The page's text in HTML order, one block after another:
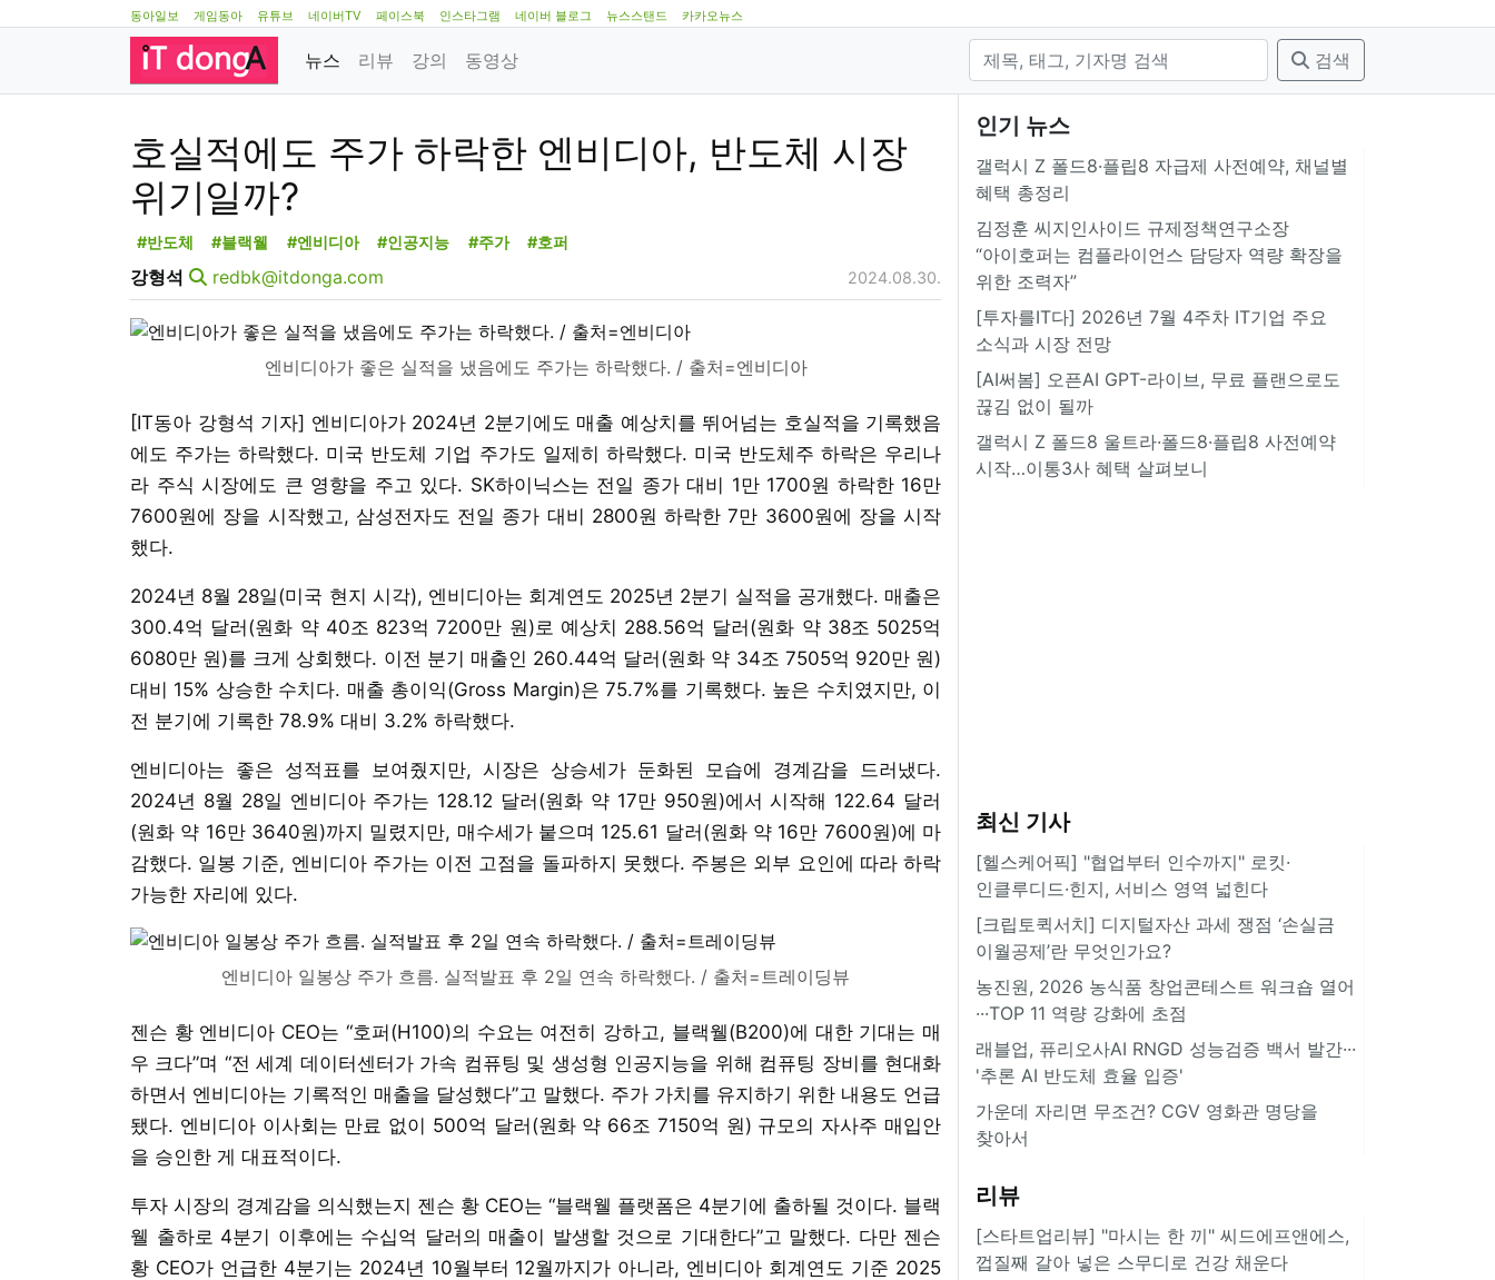
동아일보 게임동아 유튜브 네이버TV 페이스북 인스타그램 네이버 블로그 뉴스스탠드 카카오뉴스
뉴스 리뷰 강의 동영상 검색
호실적에도 주가 하락한 엔비디아, 반도체 시장
위기일까?
#반도체 #블랙웰 #엔비디아 #인공지능 #주가 #호퍼
강형석 redbk@itdonga.com 2024.08.30.
엔비디아가 좋은 실적을 냈음에도 주가는 하락했다. / 출처=엔비디아
[IT동아 강형석 기자] 엔비디아가 2024년 2분기에도 매출 예상치를 뛰어넘는 호실적을 기록했음
에도 주가는 하락했다. 미국 반도체 기업 주가도 일제히 하락했다. 미국 반도체주 하락은 우리나
라 주식 시장에도 큰 영향을 주고 있다. SK하이닉스는 전일 종가 대비 1만 1700원 하락한 16만
7600원에 장을 시작했고, 삼성전자도 전일 종가 대비 2800원 하락한 7만 3600원에 장을 시작
했다.
2024년 8월 28일(미국 현지 시각), 엔비디아는 회계연도 2025년 2분기 실적을 공개했다. 매출은
300.4억 달러(원화 약 40조 823억 7200만 원)로 예상치 288.56억 달러(원화 약 38조 5025억
6080만 원)를 크게 상회했다. 이전 분기 매출인 260.44억 달러(원화 약 34조 7505억 920만 원)
대비 15% 상승한 수치다. 매출 총이익(Gross Margin)은 75.7%를 기록했다. 높은 수치였지만, 이
전 분기에 기록한 78.9% 대비 3.2% 하락했다.
엔비디아는 좋은 성적표를 보여줬지만, 시장은 상승세가 둔화된 모습에 경계감을 드러냈다.
2024년 8월 28일 엔비디아 주가는 128.12 달러(원화 약 17만 950원)에서 시작해 122.64 달러
(원화 약 16만 3640원)까지 밀렸지만, 매수세가 붙으며 125.61 달러(원화 약 16만 7600원)에 마
감했다. 일봉 기준, 엔비디아 주가는 이전 고점을 돌파하지 못했다. 주봉은 외부 요인에 따라 하락
가능한 자리에 있다.
엔비디아 일봉상 주가 흐름. 실적발표 후 2일 연속 하락했다. / 출처=트레이딩뷰
젠슨 황 엔비디아 CEO는 “호퍼(H100)의 수요는 여전히 강하고, 블랙웰(B200)에 대한 기대는 매
우 크다”며 “전 세계 데이터센터가 가속 컴퓨팅 및 생성형 인공지능을 위해 컴퓨팅 장비를 현대화
하면서 엔비디아는 기록적인 매출을 달성했다”고 말했다. 주가 가치를 유지하기 위한 내용도 언급
됐다. 엔비디아 이사회는 만료 없이 500억 달러(원화 약 66조 7150억 원) 규모의 자사주 매입안
을 승인한 게 대표적이다.
투자 시장의 경계감을 의식했는지 젠슨 황 CEO는 “블랙웰 플랫폼은 4분기에 출하될 것이다. 블랙
웰 출하로 4분기 이후에는 수십억 달러의 매출이 발생할 것으로 기대한다”고 말했다. 다만 젠슨
황 CEO가 언급한 4분기는 2024년 10월부터 12월까지가 아니라, 엔비디아 회계연도 기준 2025
인기 뉴스
갤럭시 Z 폴드8·플립8 자급제 사전예약, 채널별
혜택 총정리
김정훈 씨지인사이드 규제정책연구소장
“아이호퍼는 컴플라이언스 담당자 역량 확장을
위한 조력자”
[투자를IT다] 2026년 7월 4주차 IT기업 주요
소식과 시장 전망
[AI써봄] 오픈AI GPT-라이브, 무료 플랜으로도
끊김 없이 될까
갤럭시 Z 폴드8 울트라·폴드8·플립8 사전예약
시작…이통3사 혜택 살펴보니
최신 기사
[헬스케어픽] "협업부터 인수까지" 로킷·
인클루디드·힌지, 서비스 영역 넓힌다
[크립토퀵서치] 디지털자산 과세 쟁점 ‘손실금
이월공제’란 무엇인가요?
농진원, 2026 농식품 창업콘테스트 워크숍 열어
···TOP 11 역량 강화에 초점
래블업, 퓨리오사AI RNGD 성능검증 백서 발간···
'추론 AI 반도체 효율 입증'
가운데 자리면 무조건? CGV 영화관 명당을
찾아서
리뷰
[스타트업리뷰] "마시는 한 끼" 씨드에프앤에스,
껍질째 갈아 넣은 스무디로 건강 채운다